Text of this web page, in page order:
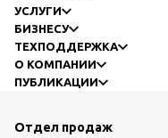
УСЛУГИ
БИЗНЕСУ
ТЕХПОДДЕРЖКА
О КОМПАНИИ
ПУБЛИКАЦИИ
Отдел продаж